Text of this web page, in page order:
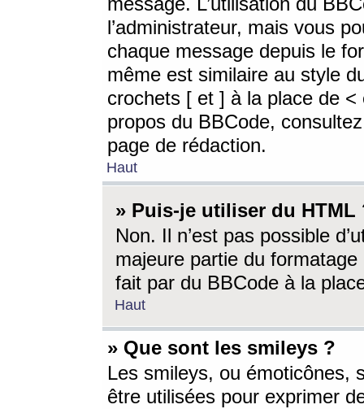
l’administrateur, mais vous
chaque message depuis le
même est similaire au style
crochets [ et ] à la place de <
propos du BBCode,
page de rédaction.
Haut
» Puis-je utiliser du HTML
Non. Il n’est pas possible
majeure partie du
fait par du BBCode à la
Haut
» Que sont les smileys ?
Les smileys, ou émoticônes,
être utilisées pour exprimer